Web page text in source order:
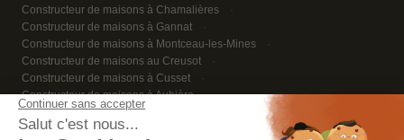
Constructeur de maisons à Chamalières
Constructeur de maisons à Gannat
Constructeur de maisons à Montceau-les-Mines
Constructeur de maisons au Creusot
Constructeur de maisons à Cusset
Constructeur de maisons à Aubière
Constructeur de maisons à Riom
Constructeur de maisons à Plauzat
Constructeur de maisons à Charolles